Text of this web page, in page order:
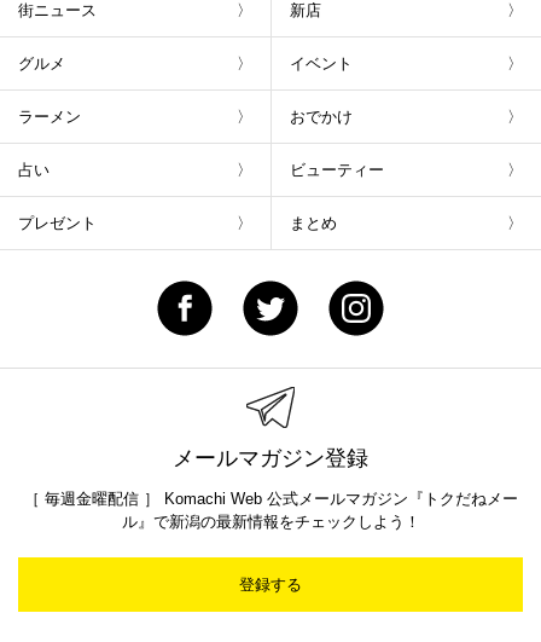
街ニュース 新店
グルメ イベント
ラーメン おでかけ
占い ビューティー
プレゼント まとめ
メールマガジン登録
［ 毎週金曜配信 ］ Komachi Web 公式メールマガジン『トクだねメー
ル』で新潟の最新情報をチェックしよう！
登録する